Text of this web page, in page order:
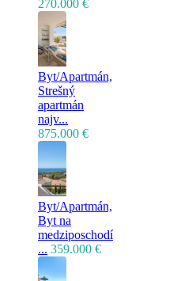
270.000 €
Byt/Apartmán,
Strešný
apartmán
najv...
875.000 €
Byt/Apartmán,
Byt na
medziposchodí
... 359.000 €